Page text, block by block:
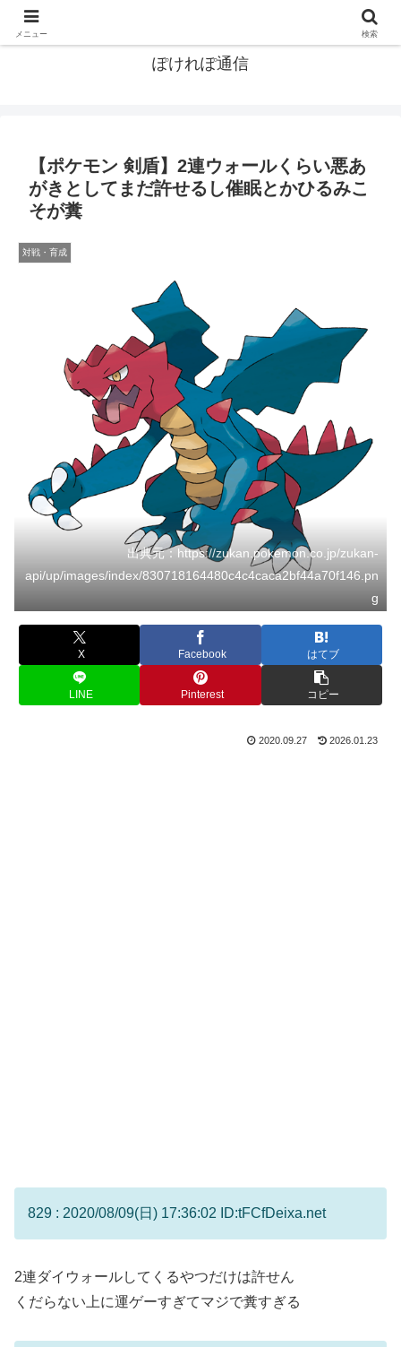
ぽけれぽ通信
【ポケモン 剣盾】2連ウォールくらい悪あ
がきとしてまだ許せるし催眠とかひるみこ
そが糞
対戦・育成
出典元：https://zukan.pokemon.co.jp/zukan-
api/up/images/index/830718164480c4c4caca2bf44a70f146.pn
g
X Facebook はてブ
LINE Pinterest コピー
2020.09.27 2026.01.23
829 : 2020/08/09(日) 17:36:02 ID:tFCfDeixa.net
2連ダイウォールしてくるやつだけは許せん
くだらない上に運ゲーすぎてマジで糞すぎる
メニュー 検索